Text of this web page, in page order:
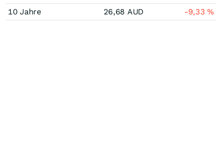
10 Jahre
26,68 AUD -9,33%